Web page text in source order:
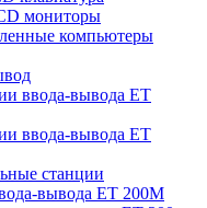
мониторы
компьютеры
ввода-вывода ET
ввода-вывода ET
станции
вывода ET 200M